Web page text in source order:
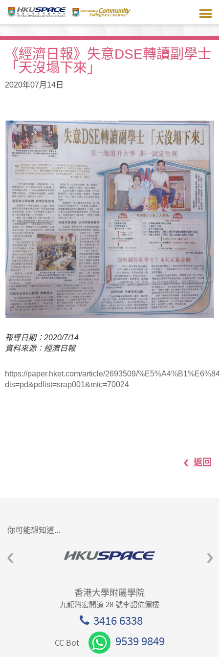
主
《經濟日報》失意DSE轉讀副學士
「天沒塌下來」
2020年07月14日
報導日期：2020/7/14
資料來源：經濟日報
https://paper.hket.com/article/2693509/
dis=pd&pdlist=srap001&mtc=70024
返回
你可能想知道...
香港大學附屬學院
九龍灣宏開道 28 號李韶伉儷樓
3416 6338
CC Bot 9539 9849